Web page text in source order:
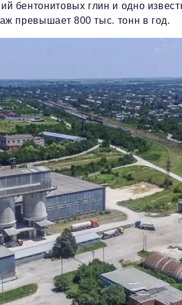
бентонитовых глин и одно
превышает 800 тыс. тонн в год.